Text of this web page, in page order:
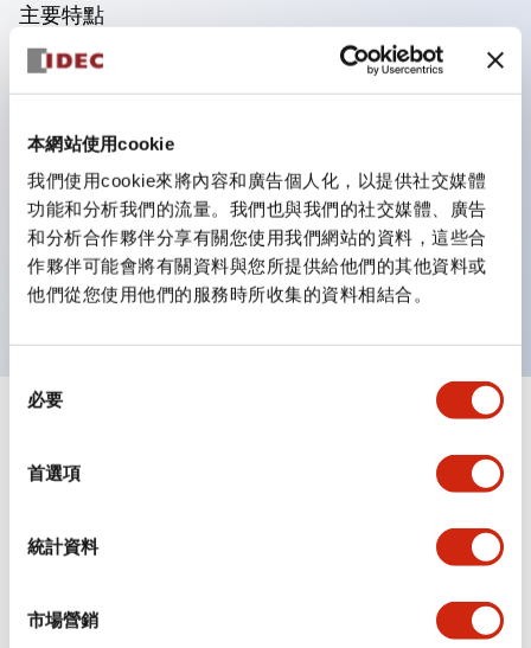
本網站使用cookie
我們使用cookie來將內容和廣告個人化，以提供社交媒體
功能和分析我們的流量。我們也與我們的社交媒體、廣告
和分析合作夥伴分享有關您使用我們網站的資料，這些合
作夥伴可能會將有關資料與您所提供給他們的其他資料或
他們從您使用他們的服務時所收集的資料相結合。
必要
首選項
統計資料
市場營銷
主要特點
操作面板的凹凸減少，呈現銳利感。
豐富的顏色變化，也提供帶護罩的黑色邊框
優秀的防水性能。保護結構IP65
按鈕開關、選擇開關、帶鎖選擇開關最多3c接點。
邊框顏色有黑色與金屬色兩種。
LED照明帶來明亮且清晰的照明面
審美規範
環境規範
機械規格